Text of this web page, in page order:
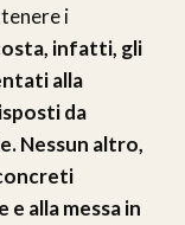
i
infatti, gli
alla
da
Nessun altro,
alla messa in